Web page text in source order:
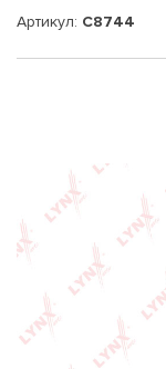
Артикул: C8744